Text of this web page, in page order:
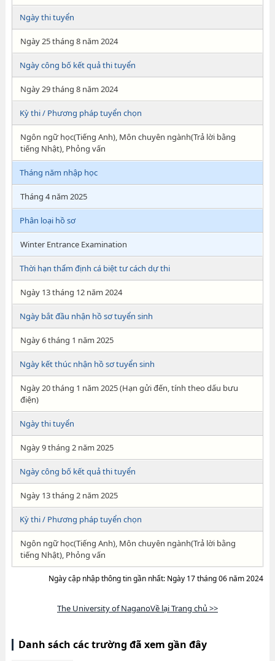
Ngày thi tuyển
Ngày 25 tháng 8 năm 2024
Ngày công bố kết quả thi tuyển
Ngày 29 tháng 8 năm 2024
Kỳ thi / Phương pháp tuyển chọn
Ngôn ngữ học(Tiếng Anh), Môn chuyên ngành(Trả lời bằng
tiếng Nhật), Phỏng vấn
Tháng năm nhập học
Tháng 4 năm 2025
Phân loại hồ sơ
Winter Entrance Examination
Thời hạn thẩm định cá biệt tư cách dự thi
Ngày 13 tháng 12 năm 2024
Ngày bắt đầu nhận hồ sơ tuyển sinh
Ngày 6 tháng 1 năm 2025
Ngày kết thúc nhận hồ sơ tuyển sinh
Ngày 20 tháng 1 năm 2025 (Hạn gửi đến, tính theo dấu bưu
điện)
Ngày thi tuyển
Ngày 9 tháng 2 năm 2025
Ngày công bố kết quả thi tuyển
Ngày 13 tháng 2 năm 2025
Kỳ thi / Phương pháp tuyển chọn
Ngôn ngữ học(Tiếng Anh), Môn chuyên ngành(Trả lời bằng
tiếng Nhật), Phỏng vấn
Ngày cập nhập thông tin gần nhất: Ngày 17 tháng 06 năm 2024
The University of NaganoVề lại Trang chủ >>
Danh sách các trường đã xem gần đây